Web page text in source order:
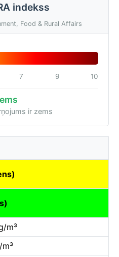
indekss
Food & Rural Affairs
7 9 10
ir zems
m³